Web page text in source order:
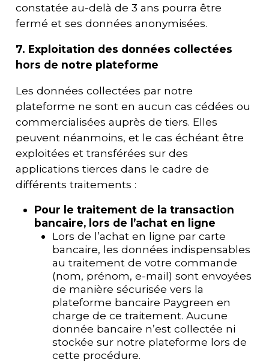
constatée au-delà de 3 ans pourra être
fermé et ses données anonymisées.
7. Exploitation des données collectées
hors de notre plateforme
Les données collectées par notre
plateforme ne sont en aucun cas cédées ou
commercialisées auprès de tiers. Elles
peuvent néanmoins, et le cas échéant être
exploitées et transférées sur des
applications tierces dans le cadre de
différents traitements :
Pour le traitement de la transaction
bancaire, lors de l’achat en ligne
Lors de l’achat en ligne par carte
bancaire, les données indispensables
au traitement de votre commande
(nom, prénom, e-mail) sont envoyées
de manière sécurisée vers la
plateforme bancaire Paygreen en
charge de ce traitement. Aucune
donnée bancaire n’est collectée ni
stockée sur notre plateforme lors de
cette procédure.